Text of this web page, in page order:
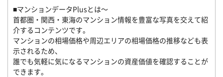
■マンションデータPlusとは～
首都圏・関西・東海のマンション情報を豊富な写真を交えて紹
介するコンテンツです。
マンションの相場価格や周辺エリアの相場価格の推移なども表
示されるため、
誰でも気軽に気になるマンションの資産価値を確認することが
できます。